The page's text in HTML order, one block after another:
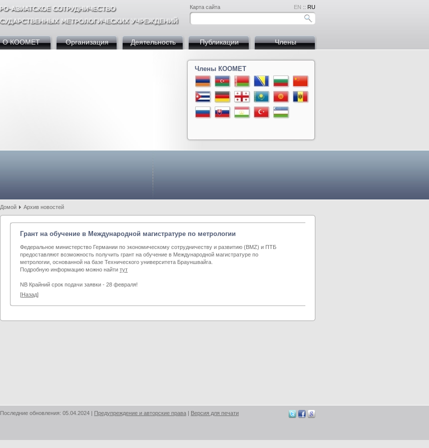
Карта сайта EN :: RU
О КООМЕТ Организация Деятельность Публикации Члены
Члены КООМЕТ
Босния и Герцеговина
БолгарияКитай
КыргызстанМолдова
Узбекистан
Домой Архив новостей
Грант на обучение в Международной магистратуре по метрологии
Федеральное министерство Германии по экономическому сотрудничеству и развитию (BMZ) и ПТБ
предоставляют возможность получить грант на обучение в Международной магистратуре по
метрологии, основанной на базе Технического университета Брауншвайга.
Подробную информацию можно найти тут
NB Крайний срок подачи заявки - 28 февраля!
[Назад]
Последние обновления: 05.04.2024 | Предупреждение и авторские права | Версия для печати